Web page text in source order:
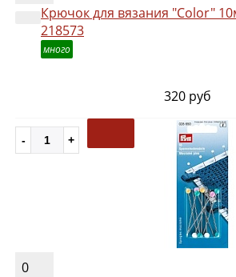
Крючок для вязания "Color"
218573
много
320 руб
0